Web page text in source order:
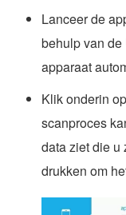
Lanceer de
behulp van
apparaat
Klik onderin
scanproces
data ziet die u
drukken om